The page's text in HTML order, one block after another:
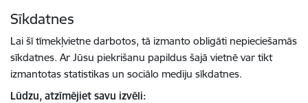
Sīkdatnes
Lai šī tīmekļvietne darbotos, tā izmanto obligāti nepieciešamās
sīkdatnes. Ar Jūsu piekrišanu papildus šajā vietnē var tikt
izmantotas statistikas un sociālo mediju sīkdatnes.
Lūdzu, atzīmējiet savu izvēli: